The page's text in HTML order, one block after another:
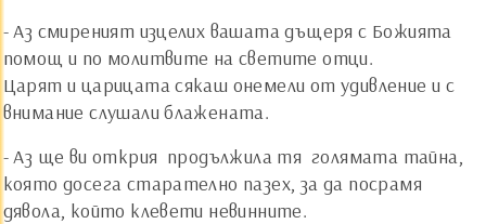
- Аз смиреният изцелих вашата дъщеря с Божията
помощ и по молитвите на светите отци.
Царят и царицата сякаш онемели от удивление и с
внимание слушали блажената.
- Аз ще ви открия ­ продължила тя ­ голямата тайна,
която досега старателно пазех, за да посрамя
дявола, който клевети невинните.